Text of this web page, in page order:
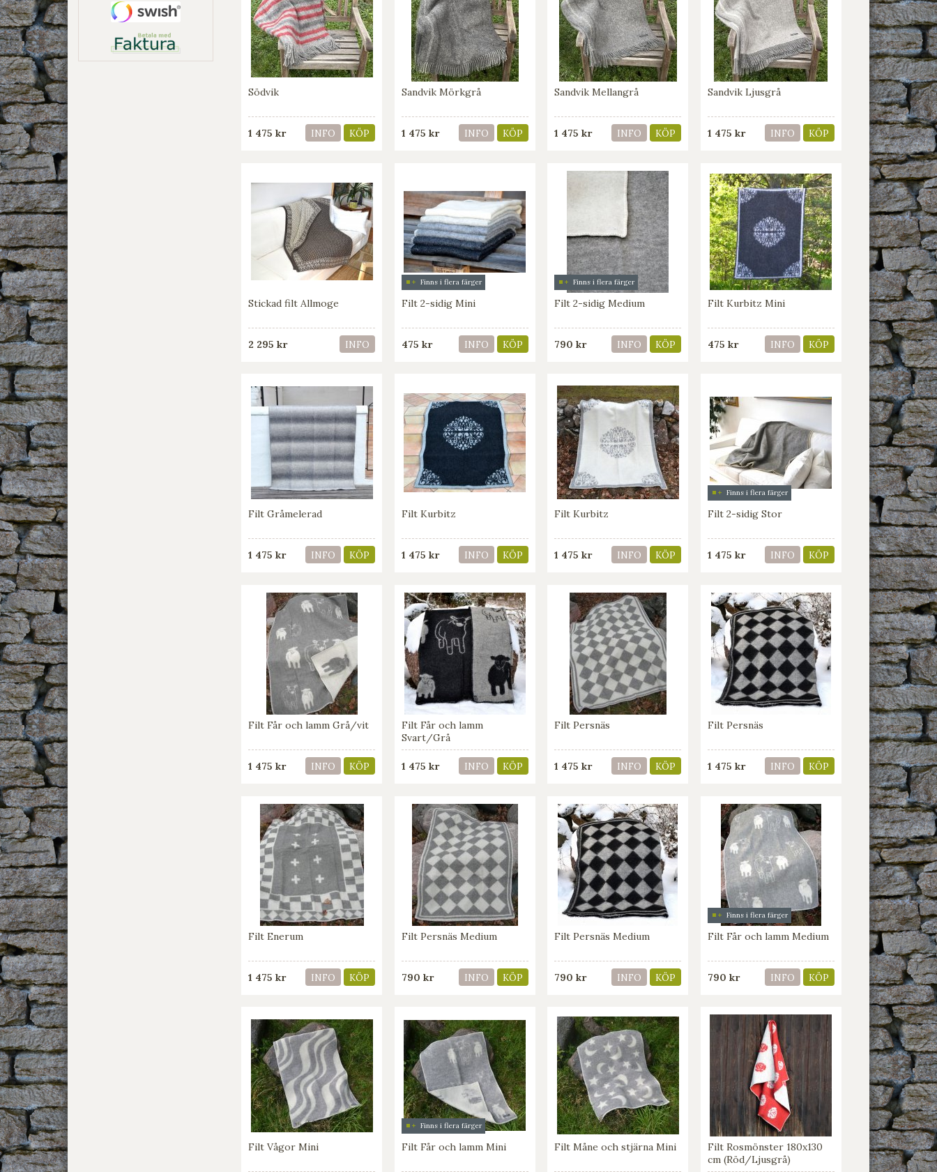
Södvik
1 475 kr INFO KÖP
Sandvik Mörkgrå
1 475 kr INFO KÖP
Sandvik Mellangrå
1 475 kr INFO KÖP
Sandvik Ljusgrå
1 475 kr INFO KÖP
Stickad filt Allmoge
2 295 kr INFO
Finns i flera färger
Filt 2-sidig Mini
475 kr INFO KÖP
Finns i flera färger
Filt 2-sidig Medium
790 kr INFO KÖP
Filt Kurbitz Mini
475 kr INFO KÖP
Filt Gråmelerad
1 475 kr INFO KÖP
Filt Kurbitz
1 475 kr INFO KÖP
Filt Kurbitz
1 475 kr INFO KÖP
Finns i flera färger
Filt 2-sidig Stor
1 475 kr INFO KÖP
Filt Får och lamm Grå/vit
1 475 kr INFO KÖP
Filt Får och lamm
Svart/Grå
1 475 kr INFO KÖP
Filt Persnäs
1 475 kr INFO KÖP
Filt Persnäs
1 475 kr INFO KÖP
Filt Enerum
1 475 kr INFO KÖP
Filt Persnäs Medium
790 kr INFO KÖP
Filt Persnäs Medium
790 kr INFO KÖP
Finns i flera färger
Filt Får och lamm Medium
790 kr INFO KÖP
Filt Vågor Mini
Finns i flera färger
Filt Får och lamm Mini Filt Måne och stjärna Mini
Filt Rosmönster 180x130
cm (Röd/Ljusgrå)